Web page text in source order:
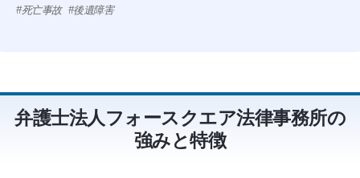
死亡事故 後遺障害
弁護士法人フォースクエア法律事務所の
強みと特徴